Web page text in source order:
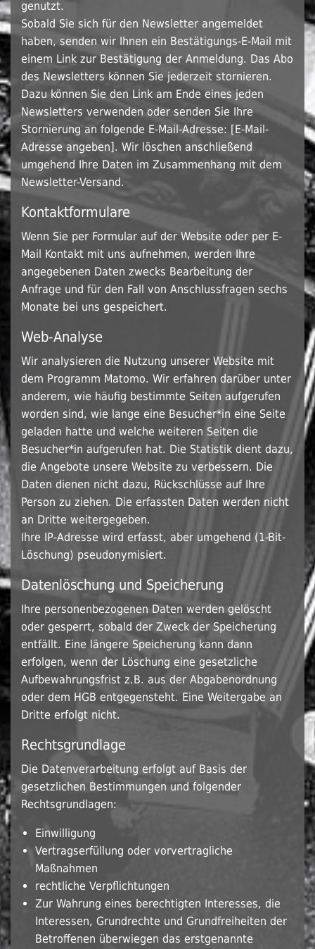
genutzt.
Sobald Sie sich für den Newsletter angemeldet
haben, senden wir Ihnen ein Bestätigungs-E-Mail mit
einem Link zur Bestätigung der Anmeldung. Das Abo
des Newsletters können Sie jederzeit stornieren.
Dazu können Sie den Link am Ende eines jeden
Newsletters verwenden oder senden Sie Ihre
Stornierung an folgende E-Mail-Adresse: [E-Mail-
Adresse angeben]. Wir löschen anschließend
umgehend Ihre Daten im Zusammenhang mit dem
Newsletter-Versand.
Kontaktformulare
Wenn Sie per Formular auf der Website oder per E-
Mail Kontakt mit uns aufnehmen, werden Ihre
angegebenen Daten zwecks Bearbeitung der
Anfrage und für den Fall von Anschlussfragen sechs
Monate bei uns gespeichert.
Web-Analyse
Wir analysieren die Nutzung unserer Website mit
dem Programm Matomo. Wir erfahren darüber unter
anderem, wie häufig bestimmte Seiten aufgerufen
worden sind, wie lange eine Besucher*in eine Seite
geladen hatte und welche weiteren Seiten die
Besucher*in aufgerufen hat. Die Statistik dient dazu,
die Angebote unsere Website zu verbessern. Die
Daten dienen nicht dazu, Rückschlüsse auf Ihre
Person zu ziehen. Die erfassten Daten werden nicht
an Dritte weitergegeben.
Ihre IP-Adresse wird erfasst, aber umgehend (1-Bit-
Löschung) pseudonymisiert.
Datenlöschung und Speicherung
Ihre personenbezogenen Daten werden gelöscht
oder gesperrt, sobald der Zweck der Speicherung
entfällt. Eine längere Speicherung kann dann
erfolgen, wenn der Löschung eine gesetzliche
Aufbewahrungsfrist z.B. aus der Abgabenordnung
oder dem HGB entgegensteht. Eine Weitergabe an
Dritte erfolgt nicht.
Rechtsgrundlage
Die Datenverarbeitung erfolgt auf Basis der
gesetzlichen Bestimmungen und folgender
Rechtsgrundlagen:
Einwilligung
Vertragserfüllung oder vorvertragliche
Maßnahmen
rechtliche Verpflichtungen
Zur Wahrung eines berechtigten Interesses, die
Interessen, Grundrechte und Grundfreiheiten der
Betroffenen überwiegen das erstgenannte